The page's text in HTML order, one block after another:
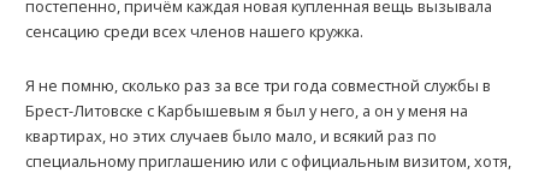
постепенно, причём каждая новая купленная вещь вызывала
сенсацию среди всех членов нашего кружка.
Я не помню, сколько раз за все три года совместной службы в
Брест-Литовске с Kарбышевым я был у него, а он у меня на
квартирах, но этих случаев было мало, и всякий раз по
специальному приглашению или с официальным визитом, хотя,